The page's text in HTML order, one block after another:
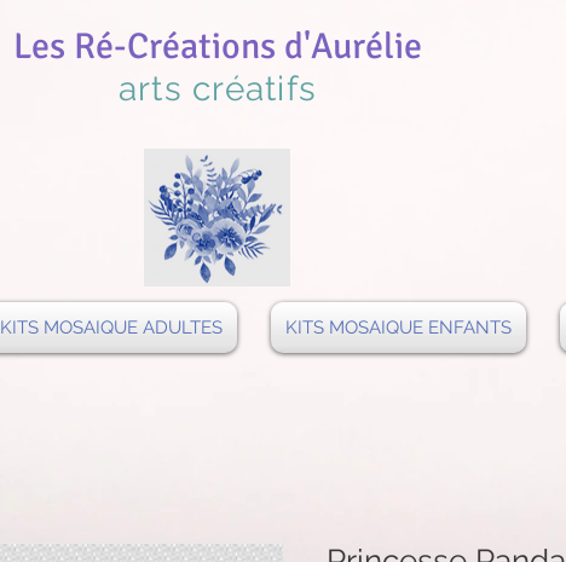
Les Ré-Créations d'Aurélie
arts créatifs
KITS MOSAIQUE ADULTES KITS MOSAIQUE ENFANTS